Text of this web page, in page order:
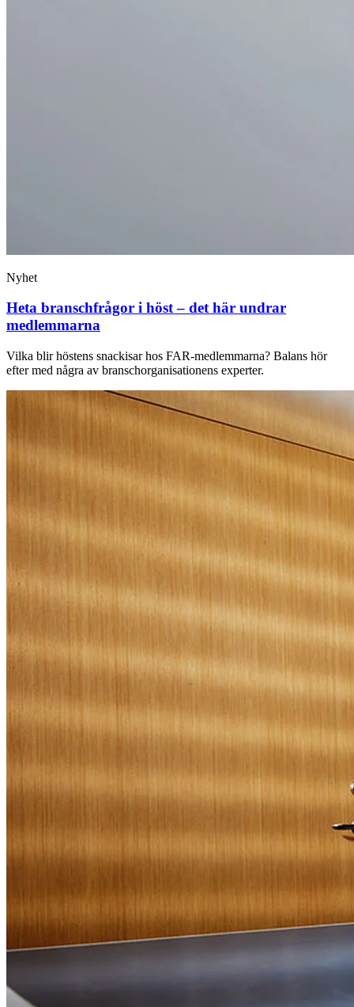
Nyhet
Heta branschfrågor i höst – det här undrar
medlemmarna
Vilka blir höstens snackisar hos FAR-medlemmarna? Balans hör
efter med några av branschorganisationens experter.